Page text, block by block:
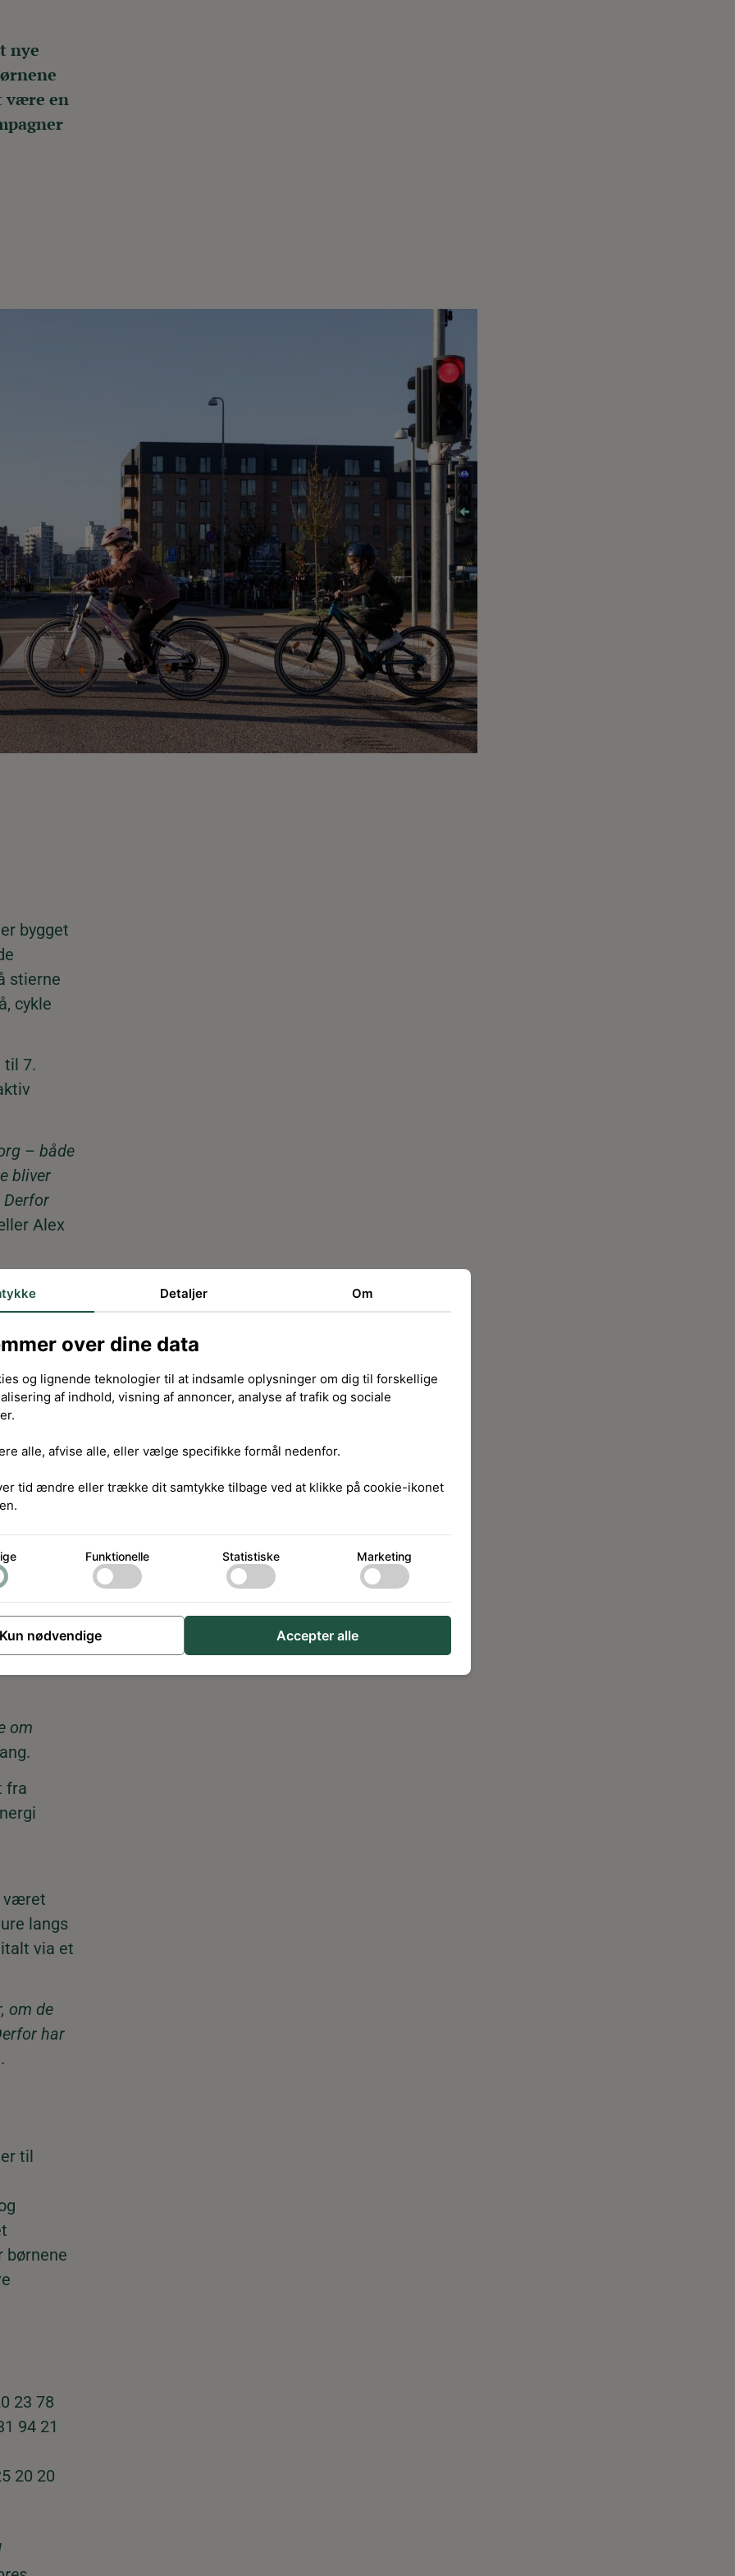
nye
være en
bygget
stierne
cykle
til 7.
– både
bliver
Alex
og
på
for
helt
om
fra
været
langs
via et
om de
har
til
børnene
23 78
94 21
20 20
Detaljer Om
over dine data
og lignende teknologier til at indsamle oplysninger om dig til forskellige
af indhold, visning af annoncer, analyse af trafik og sociale
alle, afvise alle, eller vælge specifikke formål nedenfor.
tid ændre eller trække dit samtykke tilbage ved at klikke på cookie-ikonet
Funktionelle Statistiske Marketing
Kun nødvendige Accepter alle